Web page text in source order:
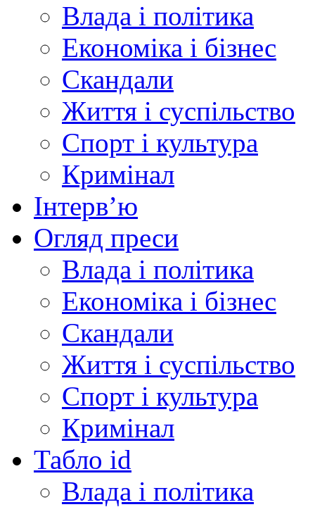
Влада і політика
Економіка і бізнес
Скандали
Життя і суспільство
Спорт і культура
Кримінал
Інтерв’ю
Огляд преси
Влада і політика
Економіка і бізнес
Скандали
Життя і суспільство
Спорт і культура
Кримінал
Табло id
Влада і політика